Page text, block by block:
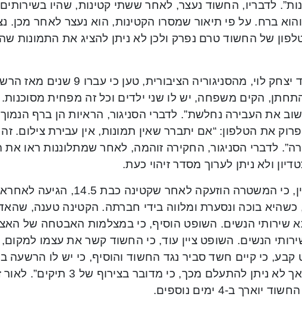
לדבריו, החשוד נעצר, לאחר ששתי קטינות, שהיו בשירותים
ברח. על פי תיאור שמסרו הקטינות, הוא נעצר לאחר מכן.
של החשוד טרם נפרק ולכן לא ניתן להציג את התמונות
סנגורו של החשוד, עו”ד יצחק לוי, מהסניגוריה הציבורית, טען כי
הקים משפחה, יש לו שני ילדים וכל זה מפחית מסוכנות.
את העבירה נחלשת”. לדברי הסניגור, הראיות הן ברף הנמוך
את הטלפון: “אם יתברר שאין תמונות, אין עבירת צילום. זה
לדברי הסניגור, החקירה זוהמה, לאחר שמתלוננות ראו את
ולא ניתן לערוך מסדר זיהוי כעת.
השופט בוריס שרמן ציין, כי המשטרה הוזעקה לאחר שקטינה כבת
בוכה ונסערת ומלווה בידי חברתה. הקטינה טענה,
שירותי הנשים. השופט הוסיף, כי במצלמות האבטחה של
הנשים. השופט ציין עוד, כי החשוד קשר את עצמו
כי קיים חשד סביר נגד החשוד והוסיף, כי יש לו הרשעה
זו, “שאמנם התיישנה, אך לא ניתן להתעלם מכך, כי מדובר בצירוף של
ב-4 ימים נוספים.